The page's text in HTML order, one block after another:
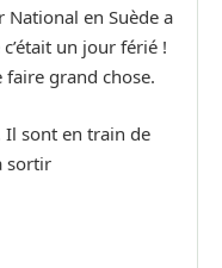
National en Suède a
un jour férié !
faire grand chose.
Il sont en train de
sortir